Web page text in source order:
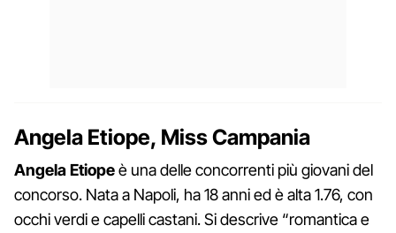
Angela Etiope, Miss Campania
Angela Etiopeè una delle concorrenti più giovani del
concorso. Nata a Napoli, ha 18 anni ed è alta 1.76, con
occhi verdi e capelli castani. Si descrive “romantica e